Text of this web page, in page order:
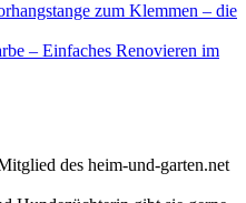
zum Klemmen – die
– Einfaches Renovieren im
des heim-und-garten.net